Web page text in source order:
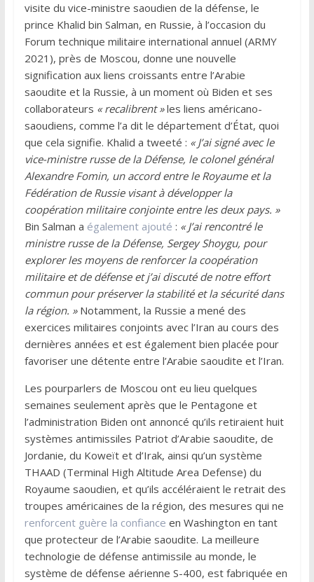
visite du vice-ministre saoudien de la défense, le
prince Khalid bin Salman, en Russie, à l’occasion du
Forum technique militaire international annuel (ARMY
2021), près de Moscou, donne une nouvelle
signification aux liens croissants entre l’Arabie
saoudite et la Russie, à un moment où Biden et ses
collaborateurs « recalibrent »les liens américano-
saoudiens, comme l’a dit le département d’État, quoi
que cela signifie. Khalid a tweeté : « J’ai signé avec le
vice-ministre russe de la Défense, le colonel général
Alexandre Fomin, un accord entre le Royaume et la
Fédération de Russie visant à développer la
coopération militaire conjointe entre les deux pays. »
Bin Salman a également ajouté : « J’ai rencontré le
ministre russe de la Défense, Sergey Shoygu, pour
explorer les moyens de renforcer la coopération
militaire et de défense et j’ai discuté de notre effort
commun pour préserver la stabilité et la sécurité dans
la région. »Notamment, la Russie a mené des
exercices militaires conjoints avec l’Iran au cours des
dernières années et est également bien placée pour
favoriser une détente entre l’Arabie saoudite et l’Iran.
Les pourparlers de Moscou ont eu lieu quelques
semaines seulement après que le Pentagone et
l’administration Biden ont annoncé qu’ils retiraient huit
systèmes antimissiles Patriot d’Arabie saoudite, de
Jordanie, du Koweït et d’Irak, ainsi qu’un système
THAAD (Terminal High Altitude Area Defense) du
Royaume saoudien, et qu’ils accéléraient le retrait des
troupes américaines de la région, des mesures qui ne
renforcent guère la confiance en Washington en tant
que protecteur de l’Arabie saoudite. La meilleure
technologie de défense antimissile au monde, le
système de défense aérienne S-400, est fabriquée en